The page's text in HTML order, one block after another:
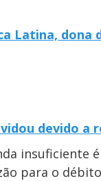
Latina, dona
devido a
insuficiente
para o